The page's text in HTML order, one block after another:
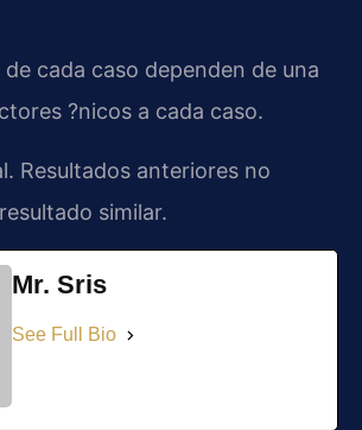
cada caso dependen de una
?nicos a cada caso.
Resultados anteriores no
similar.
Mr. Sris
See Full Bio